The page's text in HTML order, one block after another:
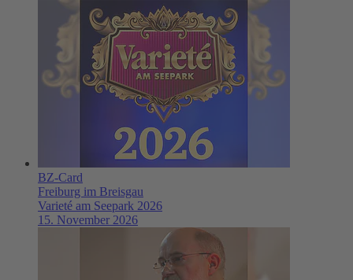
BZ-Card
Freiburg im Breisgau
Varieté am Seepark 2026
15. November 2026